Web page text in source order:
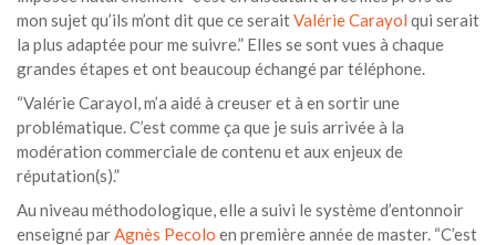
mon sujet qu’ils m’ont dit que ce seraitValérie Carayol qui serait
la plus adaptée pour me suivre.” Elles se sont vues à chaque
grandes étapes et ont beaucoup échangé par téléphone.
“Valérie Carayol, m’a aidé à creuser et à en sortir une
problématique. C’est comme ça que je suis arrivée à la
modération commerciale de contenu et aux enjeux de
réputation(s).”
Au niveau méthodologique, elle a suivi le système d’entonnoir
enseigné parAgnès Pecolo en première année de master. “C’est